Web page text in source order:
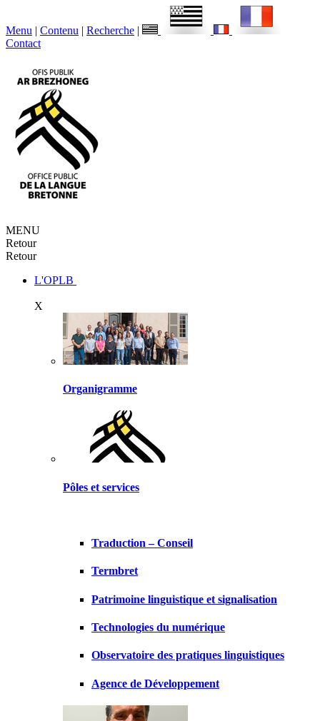
Menu | Contenu | Recherche |
Contact
MENU
Retour
Retour
L'OPLB
X
Organigramme
Pôles et services
Traduction – Conseil
Termbret
Patrimoine linguistique et signalisation
Technologies du numérique
Observatoire des pratiques linguistiques
Agence de Développement